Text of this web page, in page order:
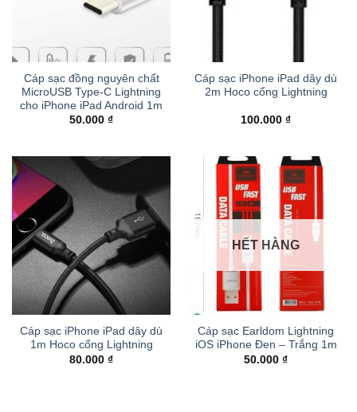
Cáp sạc đồng nguyên chất
MicroUSB Type-C Lightning
cho iPhone iPad Android 1m
50.000 ₫
Cáp sạc iPhone iPad dây dù
2m Hoco cổng Lightning
100.000 ₫
Cáp sạc iPhone iPad dây dù
1m Hoco cổng Lightning
80.000 ₫
HẾT HÀNG
Cáp sạc Earldom Lightning
iOS iPhone Đen – Trắng 1m
50.000 ₫